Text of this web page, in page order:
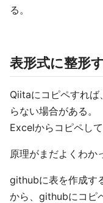
る。
表形式に整形す
Qiitaにコピペすれ
らない場合がある。
Excelからコピペして
原理がまだよくわか
githubに表を作成す
から、githubにコピ